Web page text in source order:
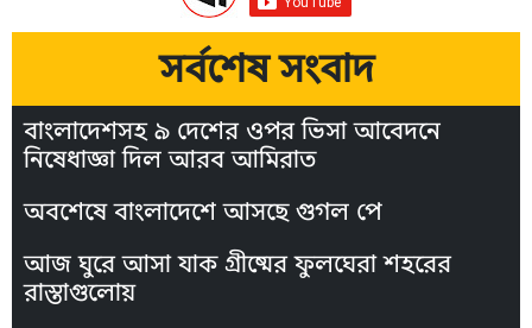
সর্বশেষ সংবাদ
বাংলাদেশসহ ৯ দেশের ওপর ভিসা আবেদনে
নিষেধাজ্ঞা দিল আরব আমিরাত
অবশেষে বাংলাদেশে আসছে গুগল পে
আজ ঘুরে আসা যাক গ্রীষ্মের ফুলঘেরা শহরের
রাস্তাগুলোয়